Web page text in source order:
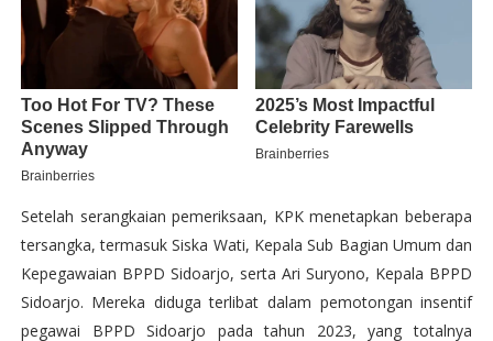
Setelah serangkaian pemeriksaan, KPK menetapkan beberapa
tersangka, termasuk Siska Wati, Kepala Sub Bagian Umum dan
Kepegawaian BPPD Sidoarjo, serta Ari Suryono, Kepala BPPD
Sidoarjo. Mereka diduga terlibat dalam pemotongan insentif
pegawai BPPD Sidoarjo pada tahun 2023, yang totalnya